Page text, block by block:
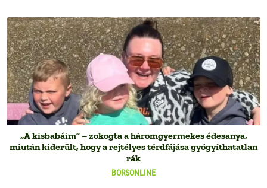
BORSONLINE
„A kisbabáim” – zokogta a háromgyermekes édesanya,
miután kiderült, hogy a rejtélyes térdfájása gyógyíthatatlan
rák